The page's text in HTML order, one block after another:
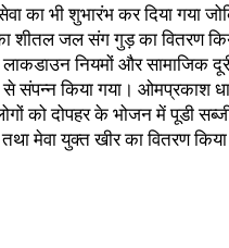
का भी शुभारंभ कर दिया गया
शीतल जल संग गुड़ का वितरण
नियमों और सामाजिक
से संपन्न किया गया। ओमप्रकाश
को दोपहर के भोजन में पूडी
मेवा युक्त खीर का वितरण